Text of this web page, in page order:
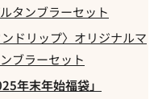
タンブラーセット
ドリップ〉オリジナルマ
ブラーセット
年末年始福袋」